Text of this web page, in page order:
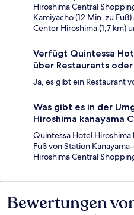
Hiroshima Central
Kamiyacho (12 Min. zu
Center Hiroshima (1,7 km)
Verfügt Quintessa
über Restaurants
Ja, es gibt ein Restaurant
Was gibt es in der
Hiroshima kanayama
Quintessa Hotel Hiroshima
Fuß von Station
Hiroshima Central
Bewertungen
Bewertungen